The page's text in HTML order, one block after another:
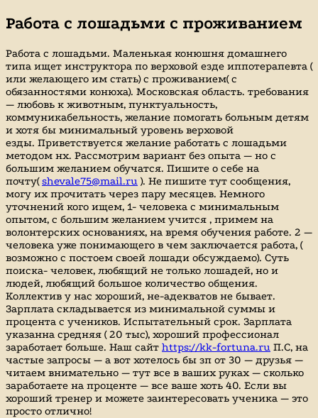
Работа с лошадьми с проживанием
Работа с лошадьми. Маленькая конюшня домашнего
типа ищет инструктора по верховой езде иппотерапевта (
или желающего им стать) с проживанием( с
обязанностями конюха). Московская область. требования
— любовь к животным, пунктуальность,
коммуникабельность, желание помогать больным детям
и хотя бы минимальный уровень верховой
езды. Приветствуется желание работать с лошадьми
методом нх. Рассмотрим вариант без опыта — но с
большим желанием обучатся. Пишите о себе на
почту(shevale75@mail.ru ). Не пишите тут сообщения,
могу их прочитать через пару месяцев. Немного
уточнений кого ищем, 1- человека с минимальным
опытом, с большим желанием учится , примем на
волонтерских основаниях, на время обучения работе. 2 —
человека уже понимающего в чем заключается работа, (
возможно с постоем своей лошади обсуждаемо). Суть
поиска- человек, любящий не только лошадей, но и
людей, любящий большое количество общения.
Коллектив у нас хороший, не-адекватов не бывает.
Зарплата складывается из минимальной суммы и
процента с учеников. Испытательный срок. Зарплата
указанна средняя ( 20 тыс), хороший профессионал
заработает больше. Наш сайт https://kk-fortuna.ru П.С, на
частые запросы — а вот хотелось бы зп от 30 — друзья —
читаем внимательно — тут все в ваших руках — сколько
заработаете на проценте — все ваше хоть 40. Если вы
хороший тренер и можете заинтересовать ученика — это
просто отлично!